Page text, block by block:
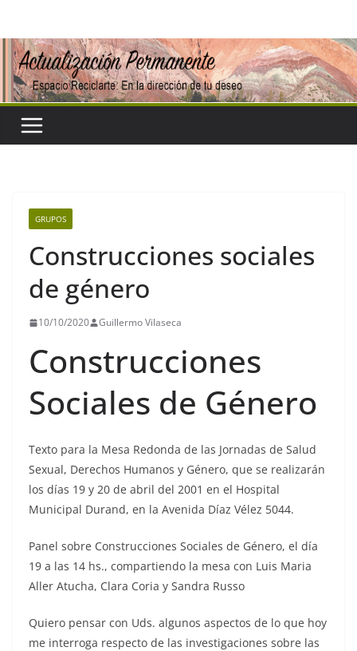
contenido
GRUPOS
Construcciones sociales
de género
10/10/2020 Guillermo Vilaseca
Construcciones
Sociales de Género
Texto para la Mesa Redonda de las Jornadas de Salud
Sexual, Derechos Humanos y Género, que se realizarán
los días 19 y 20 de abril del 2001 en el Hospital
Municipal Durand, en la Avenida Díaz Vélez 5044.
Panel sobre Construcciones Sociales de Género, el día
19 a las 14 hs., compartiendo la mesa con Luis Maria
Aller Atucha, Clara Coria y Sandra Russo
Quiero pensar con Uds. algunos aspectos de lo que hoy
me interroga respecto de las investigaciones sobre las